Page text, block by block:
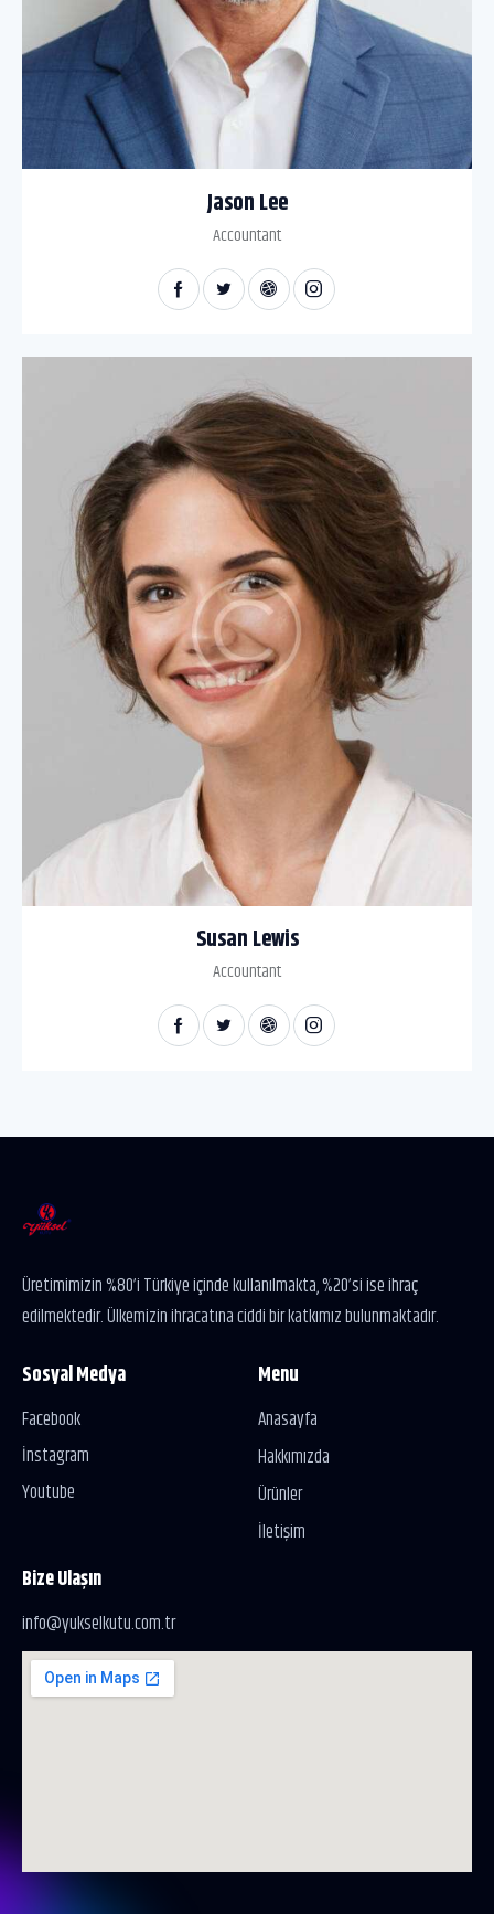
Jason Lee
Accountant
Susan Lewis
Accountant
Üretimimizin %80’i Türkiye içinde kullanılmakta, %20’si ise ihraç
edilmektedir. Ülkemizin ihracatına ciddi bir katkımız bulunmaktadır.
Sosyal Medya
Facebook
İnstagram
Youtube
Menu
Anasayfa
Hakkımızda
Ürünler
İletişim
Bize Ulaşın
info@yukselkutu.com.tr